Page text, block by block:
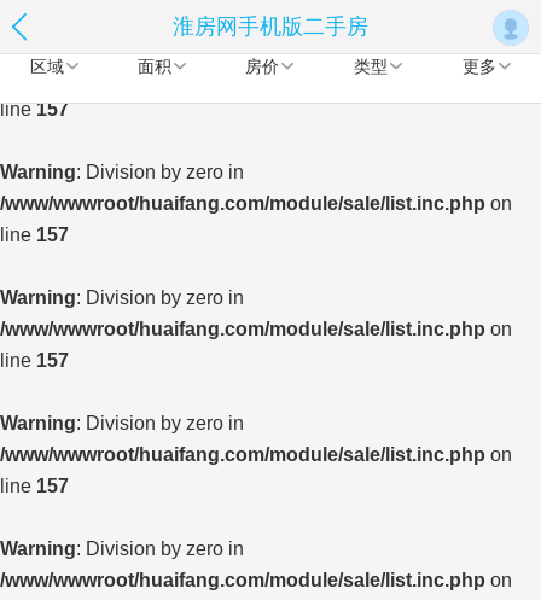
Warning
/www/wwwroot/huaifang.com/module/sale/list.inc.phpon
line157
Warning: Division by zero in
/www/wwwroot/huaifang.com/module/sale/list.inc.php on
line 157
Warning: Division by zero in
/www/wwwroot/huaifang.com/module/sale/list.inc.php on
line 157
Warning: Division by zero in
/www/wwwroot/huaifang.com/module/sale/list.inc.php on
line 157
Warning: Division by zero in
/www/wwwroot/huaifang.com/module/sale/list.inc.php on
淮房网手机版二手房
区域 面积 房价 类型 更多